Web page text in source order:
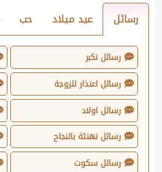
رسائل عيد ميلاد حب
رسائل تكبر
رسائل اعتذار للزوجة
رسائل اولاد
رسائل تهنئة بالنجاح
رسائل سكوت